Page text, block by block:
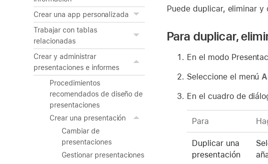
Crear una app personalizada
Trabajar con tablas
relacionadas
Crear y administrar
presentaciones e informes
Procedimientos
recomendados de diseño de
presentaciones
Crear una presentación
Cambiar de
presentaciones
Gestionar presentaciones
Puede duplicar, eliminar
Para duplicar,
En el modo
Seleccione el menú
En el cuadro de
Para
Duplicar una
presentación